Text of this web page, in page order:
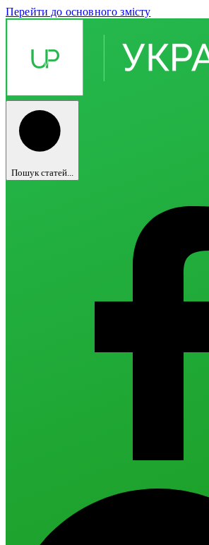
Перейти до основного змісту
Пошук статей...